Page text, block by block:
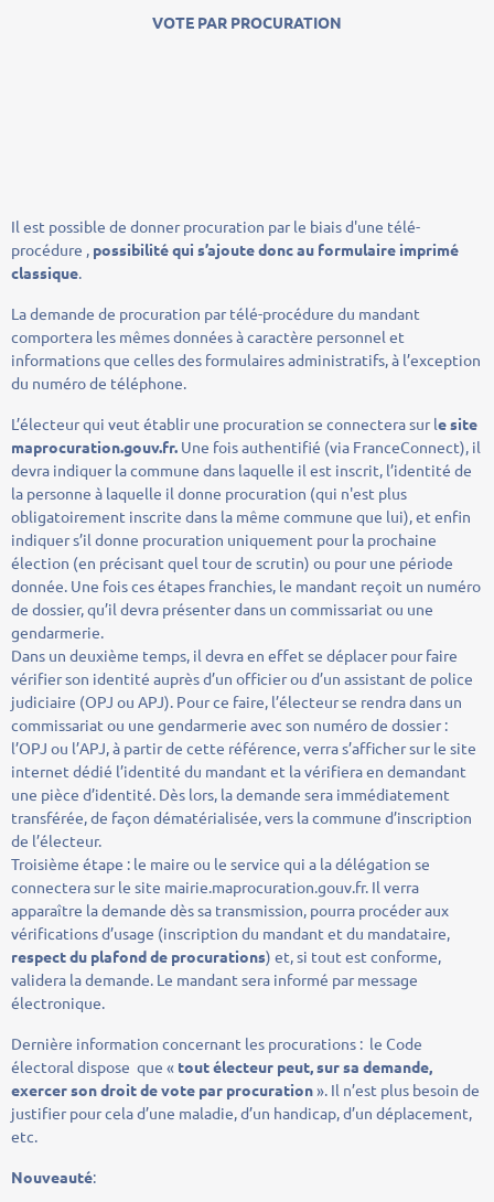
VOTE PAR PROCURATION
Il est possible de donner procuration par le biais d'une télé-
procédure , possibilité qui s’ajoute donc au formulaire imprimé
classique.
La demande de procuration par télé-procédure du mandant
comportera les mêmes données à caractère personnel et
informations que celles des formulaires administratifs, à l’exception
du numéro de téléphone.
L’électeur qui veut établir une procuration se connectera sur le site
maprocuration.gouv.fr. Une fois authentifié (via FranceConnect), il
devra indiquer la commune dans laquelle il est inscrit, l’identité de
la personne à laquelle il donne procuration (qui n'est plus
obligatoirement inscrite dans la même commune que lui), et enfin
indiquer s’il donne procuration uniquement pour la prochaine
élection (en précisant quel tour de scrutin) ou pour une période
donnée. Une fois ces étapes franchies, le mandant reçoit un numéro
de dossier, qu’il devra présenter dans un commissariat ou une
gendarmerie.
Dans un deuxième temps, il devra en effet se déplacer pour faire
vérifier son identité auprès d’un officier ou d’un assistant de police
judiciaire (OPJ ou APJ). Pour ce faire, l’électeur se rendra dans un
commissariat ou une gendarmerie avec son numéro de dossier :
l’OPJ ou l’APJ, à partir de cette référence, verra s’afficher sur le site
internet dédié l’identité du mandant et la vérifiera en demandant
une pièce d’identité. Dès lors, la demande sera immédiatement
transférée, de façon dématérialisée, vers la commune d’inscription
de l’électeur.
Troisième étape : le maire ou le service qui a la délégation se
connectera sur le site mairie.maprocuration.gouv.fr. Il verra
apparaître la demande dès sa transmission, pourra procéder aux
vérifications d’usage (inscription du mandant et du mandataire,
respect du plafond de procurations) et, si tout est conforme,
validera la demande. Le mandant sera informé par message
électronique.
Dernière information concernant les procurations : le Code
électoral dispose que « tout électeur peut, sur sa demande,
exercer son droit de vote par procuration». Il n’est plus besoin de
justifier pour cela d’une maladie, d’un handicap, d’un déplacement,
etc.
Nouveauté: